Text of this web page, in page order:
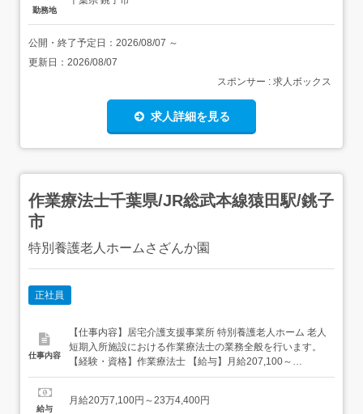
勤務地
公開・終了予定日： 2026/08/07 ～
更新日： 2026/08/07
スポンサー : 求人ボックス
求人詳細を見る
作業療法士千葉県/JR総武本線猿田駅/銚子
市
特別養護老人ホームさざんか園
正社員
仕事内容
【仕事内容】居宅介護支援事業所 特別養護老人ホーム 老人
短期入所施設における作業療法士の業務全般を行います。
【経験・資格】作業療法士 【給与】月給207,100～
234,400円賞与:年2回(4.1ヶ月) 【求人番号】662523348
【都道府県】千葉県 【最寄り駅】JR総武本線猿田駅 【雇
給与
月給20万7,100円～23万4,400円